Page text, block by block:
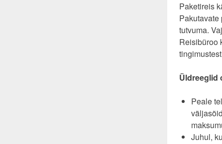
Paketireis
tutvuma.
Reisibüroo
Üldreeglid
Peale
Juhul,